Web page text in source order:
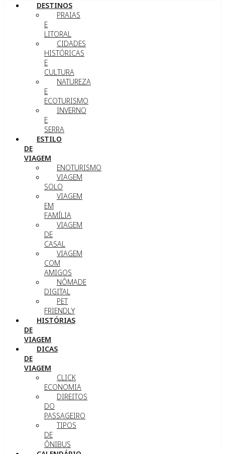
DESTINOS
PRAIAS
E
LITORAL
CIDADES
HISTÓRICAS
E
CULTURA
NATUREZA
E
ECOTURISMO
INVERNO
E
SERRA
ESTILO
DE
VIAGEM
ENOTURISMO
VIAGEM
SOLO
VIAGEM
EM
FAMÍLIA
VIAGEM
DE
CASAL
VIAGEM
COM
AMIGOS
NÔMADE
DIGITAL
PET
FRIENDLY
HISTÓRIAS
DE
VIAGEM
DICAS
DE
VIAGEM
CLICK
ECONOMIA
DIREITOS
DO
PASSAGEIRO
TIPOS
DE
ÔNIBUS